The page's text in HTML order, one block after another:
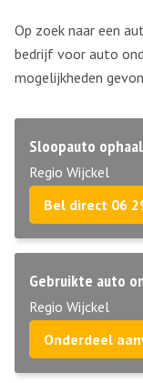
Op zoek naar een
bedrijf voor auto
mogelijkheden
Sloopauto
Regio Wijckel
Bel direct 06
Gebruikte auto
Regio Wijckel
Onderdeel